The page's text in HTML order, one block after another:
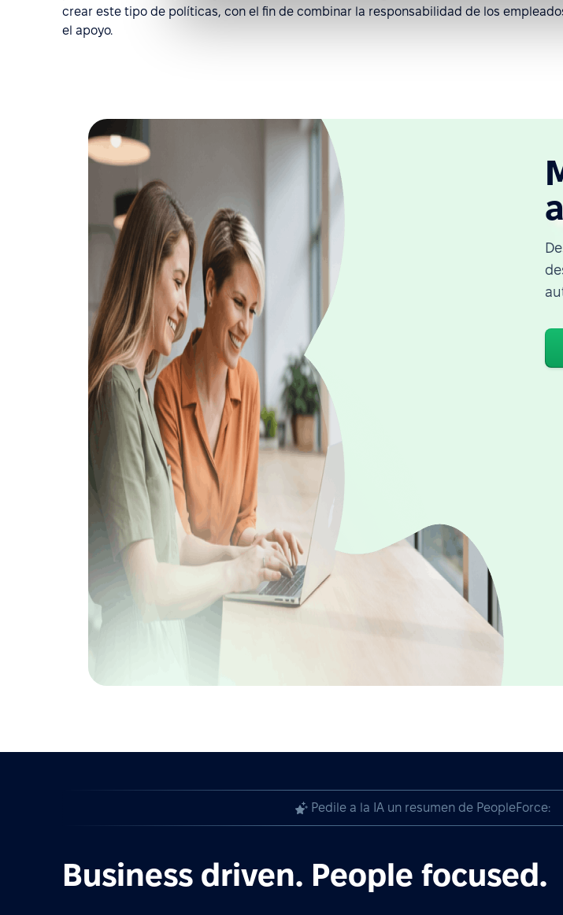
crear este tipo de políticas, con el fin de combinar la responsabilidad de los
el apoyo.
Pedile a la IA un resumen de PeopleForce:
Business driven. People focused.